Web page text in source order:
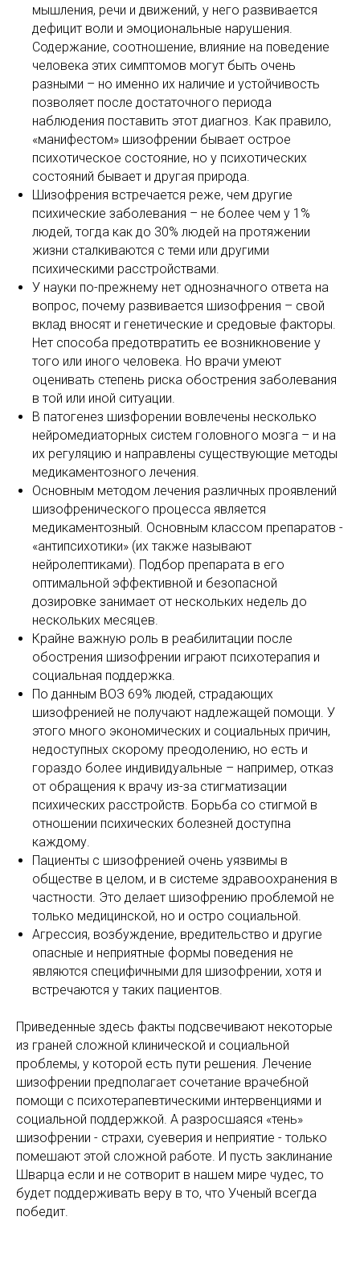
мышления, речи и движений, у него развивается
дефицит воли и эмоциональные нарушения.
Содержание, соотношение, влияние на поведение
человека этих симптомов могут быть очень
разными – но именно их наличие и устойчивость
позволяет после достаточного периода
наблюдения поставить этот диагноз. Как правило,
«манифестом» шизофрении бывает острое
психотическое состояние, но у психотических
состояний бывает и другая природа.
Шизофрения встречается реже, чем другие
психические заболевания – не более чем у 1%
людей, тогда как до 30% людей на протяжении
жизни сталкиваются с теми или другими
психическими расстройствами.
У науки по-прежнему нет однозначного ответа на
вопрос, почему развивается шизофрения – свой
вклад вносят и генетические и средовые факторы.
Нет способа предотвратить ее возникновение у
того или иного человека. Но врачи умеют
оценивать степень риска обострения заболевания
в той или иной ситуации.
В патогенез шизфорении вовлечены несколько
нейромедиаторных систем головного мозга – и на
их регуляцию и направлены существующие методы
медикаментозного лечения.
Основным методом лечения различных проявлений
шизофренического процесса является
медикаментозный. Основным классом препаратов -
«антипсихотики» (их также называют
нейролептиками). Подбор препарата в его
оптимальной эффективной и безопасной
дозировке занимает от нескольких недель до
нескольких месяцев.
Крайне важную роль в реабилитации после
обострения шизофрении играют психотерапия и
социальная поддержка.
По данным ВОЗ 69% людей, страдающих
шизофренией не получают надлежащей помощи. У
этого много экономических и социальных причин,
недоступных скорому преодолению, но есть и
гораздо более индивидуальные – например, отказ
от обращения к врачу из-за стигматизации
психических расстройств. Борьба со стигмой в
отношении психических болезней доступна
каждому.
Пациенты с шизофренией очень уязвимы в
обществе в целом, и в системе здравоохранения в
частности. Это делает шизофрению проблемой не
только медицинской, но и остро социальной.
Агрессия, возбуждение, вредительство и другие
опасные и неприятные формы поведения не
являются специфичными для шизофрении, хотя и
встречаются у таких пациентов.
Приведенные здесь факты подсвечивают некоторые
из граней сложной клинической и социальной
проблемы, у которой есть пути решения. Лечение
шизофрении предполагает сочетание врачебной
помощи с психотерапевтическими интервенциями и
социальной поддержкой. А разросшаяся «тень»
шизофрении - страхи, суеверия и неприятие - только
помешают этой сложной работе. И пусть заклинание
Шварца если и не сотворит в нашем мире чудес, то
будет поддерживать веру в то, что Ученый всегда
победит.